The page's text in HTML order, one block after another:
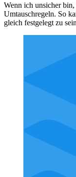
Wenn ich unsicher
Umtauschregeln. So
gleich festgelegt zu